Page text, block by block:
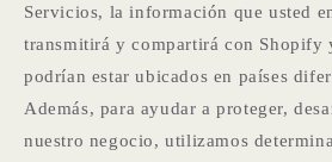
Servicios, la información que usted
transmitirá y compartirá con Shopify
podrían estar ubicados en países
Además, para ayudar a proteger,
nuestro negocio, utilizamos